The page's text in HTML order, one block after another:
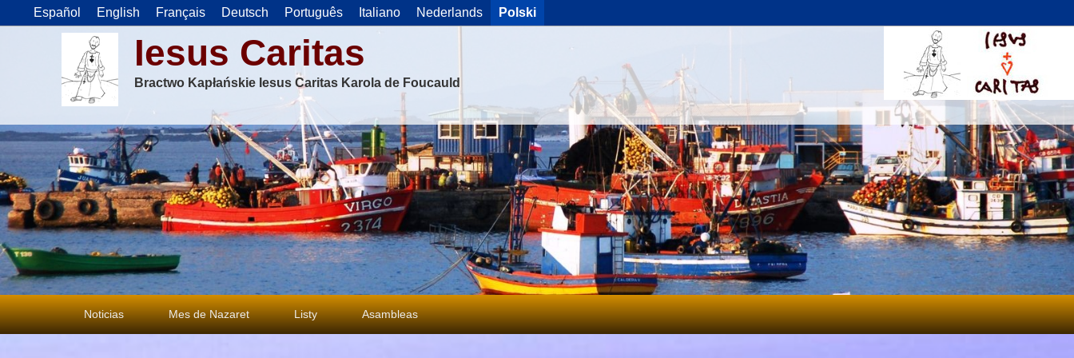
Español English Français Deutsch Português Italiano Nederlands Polski
Iesus Caritas
Bractwo Kapłańskie Iesus Caritas Karola de Foucauld
Menu
główne
Noticias Mes de Nazaret Listy Asambleas